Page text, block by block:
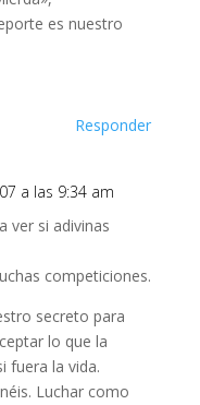
es nuestro
Responder
a las 9:34 am
ver si adivinas
competiciones.
secreto para
lo que la
fuera la vida.
Luchar como